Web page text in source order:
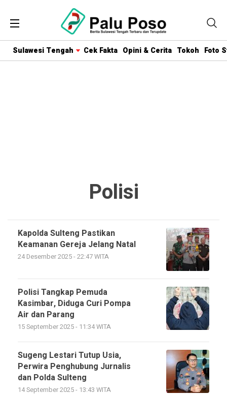
Sulawesi Tengah Cek Fakta Opini & Cerita Tokoh Foto
Polisi
Kapolda Sulteng Pastikan
Keamanan Gereja Jelang Natal
24 Desember 2025 - 22:47 WITA
Polisi Tangkap Pemuda
Kasimbar, Diduga Curi Pompa
Air dan Parang
15 September 2025 - 11:34 WITA
Sugeng Lestari Tutup Usia,
Perwira Penghubung Jurnalis
dan Polda Sulteng
14 September 2025 - 13:43 WITA